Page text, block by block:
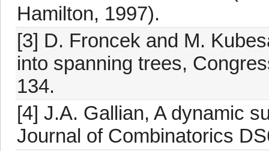
Hamilton, 1997).
[3] D. Froncek and M.
into spanning trees,
134.
[4] J.A. Gallian, A dynamic
Journal of Combinatorics